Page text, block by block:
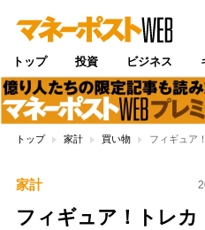
トップ 投資 ビジネス
トップ 家計 買い物 フィギュア
家計
フィギュア！トレカ